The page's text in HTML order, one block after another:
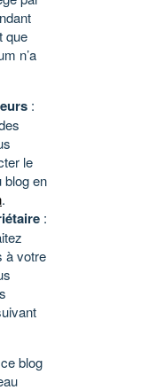
que
n’a
:
le
blog en
.
:
à votre
blog